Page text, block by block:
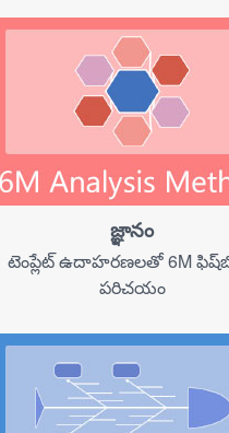
జ్ఞానం
టెంప్లేట్ ఉదాహరణలతో 6M
పరిచయం